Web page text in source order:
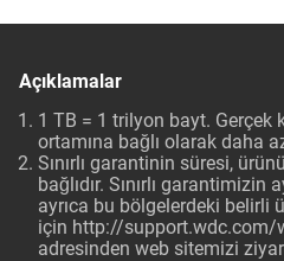
Açıklamalar
1 TB = 1 trilyon bayt. Gerçek
ortamına bağlı olarak daha
Sınırlı garantinin süresi,
bağlıdır. Sınırlı garantimizin
ayrıca bu bölgelerdeki belirli
için http://support.wdc.com/
adresinden web sitemizi